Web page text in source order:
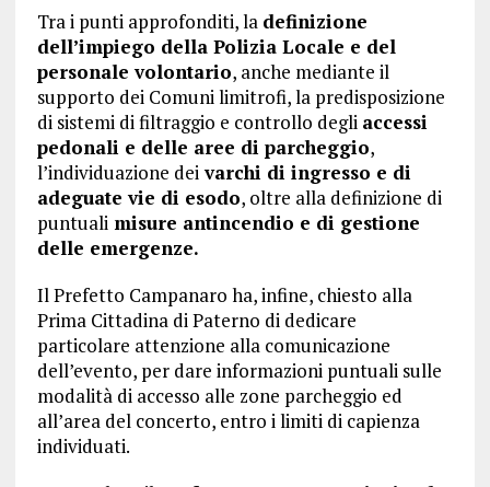
Tra i punti approfonditi, la definizione
dell’impiego della Polizia Locale e del
personale volontario, anche mediante il
supporto dei Comuni limitrofi, la predisposizione
di sistemi di filtraggio e controllo degli accessi
pedonali e delle aree di parcheggio,
l’individuazione deivarchi di ingresso e di
adeguate vie di esodo, oltre alla definizione di
puntualimisure antincendio e di gestione
delle emergenze.
Il Prefetto Campanaro ha, infine, chiesto alla
Prima Cittadina di Paterno di dedicare
particolare attenzione alla comunicazione
dell’evento, per dare informazioni puntuali sulle
modalità di accesso alle zone parcheggio ed
all’area del concerto, entro i limiti di capienza
individuati.